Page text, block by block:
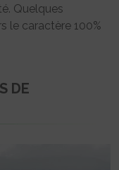
Quelques
le caractère 100%
DE